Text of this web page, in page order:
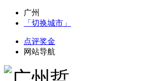
广州
「切换城市」
点评奖金
网站导航